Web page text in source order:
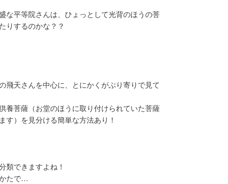
な平等院さんは、ひょっとして光背のほうの菩
りするのかな？？
飛天さんを中心に、とにかくがぶり寄りで見て
養菩薩（お堂のほうに取り付けられていた菩薩
す）を見分ける簡単な方法あり！
類できますよね！
たで…